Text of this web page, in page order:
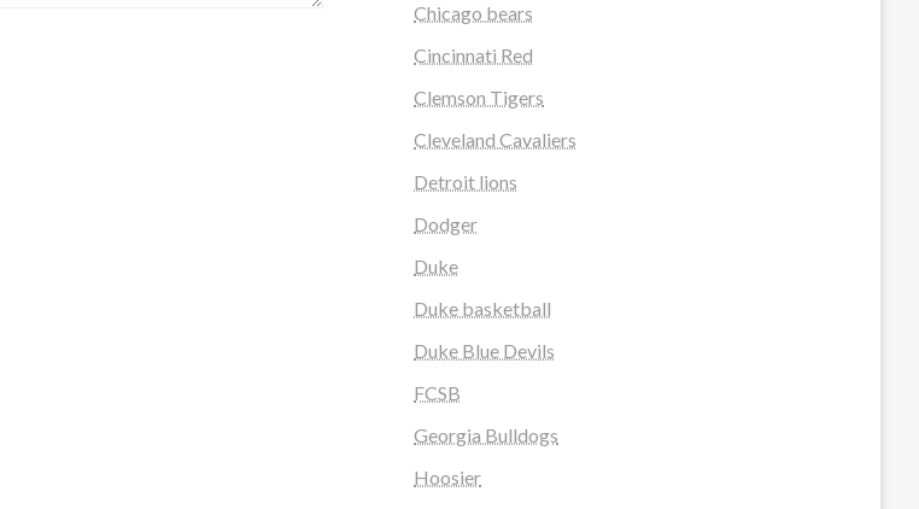
Chicago bears
Cincinnati Red
Clemson Tigers
Cleveland Cavaliers
Detroit lions
Dodger
Duke
Duke basketball
Duke Blue Devils
FCSB
Georgia Bulldogs
Hoosier